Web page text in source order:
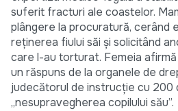
suferit fracturi ale coastelor.
plângere la procuratură, cerând
reţinerea fiului săi şi solicitând
care l-au torturat. Femeia
un răspuns de la organele de
judecătorul de instrucţie cu 200
„nesupravegherea copilului său”.